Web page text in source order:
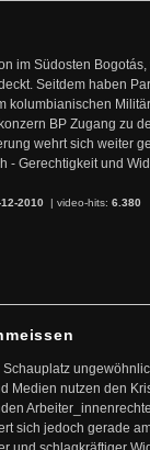
im Südosten
Seitdem haben
kolumbianischen
BP Zugang zu
wehrt sich weiter
- Gerechtigkeit und
2010 | video-hits: 6.380
Medien nutzen den
sich jedoch gerade